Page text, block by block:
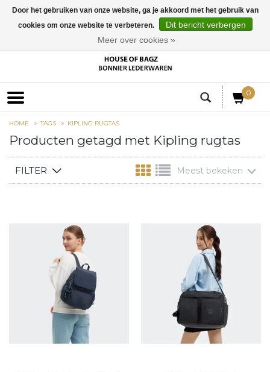
0
HOME TAGS KIPLING RUGTAS
Producten getagd met Kipling rugtas
FILTER Meest bekeken
Door het gebruiken van onze website, ga je akkoord met het gebruik van
cookies om onze website te verbeteren.
Dit bericht verbergen
Meer over cookies »